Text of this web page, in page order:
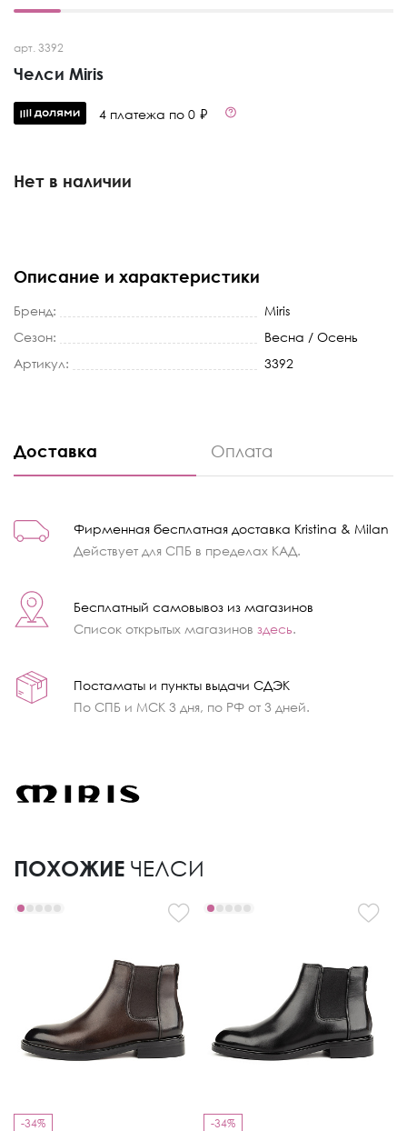
арт. 3392
Челси Miris
4 платежа по 0 ₽
Нет в наличии
Описание и характеристики
Бренд:
Miris
Сезон:
Весна / Осень
Артикул:
3392
Доставка Оплата
Фирменная бесплатная доставка Kristina & Milan
Действует для СПБ в пределах КАД.
Бесплатный самовывоз из магазинов
Список открытых магазинов здесь.
Постаматы и пункты выдачи СДЭК
По СПБ и МСК 3 дня, по РФ от 3 дней.
ПОХОЖИЕ ЧЕЛСИ
-34% -34%